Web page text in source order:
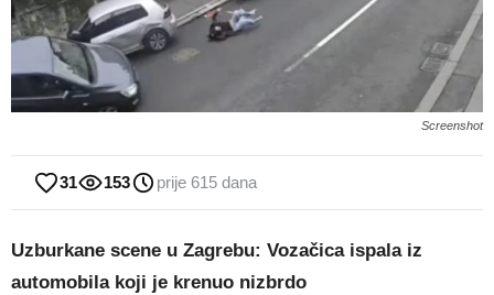
Screenshot
31 153 prije 615 dana
Uzburkane scene u Zagrebu: Vozačica ispala iz
automobila koji je krenuo nizbrdo